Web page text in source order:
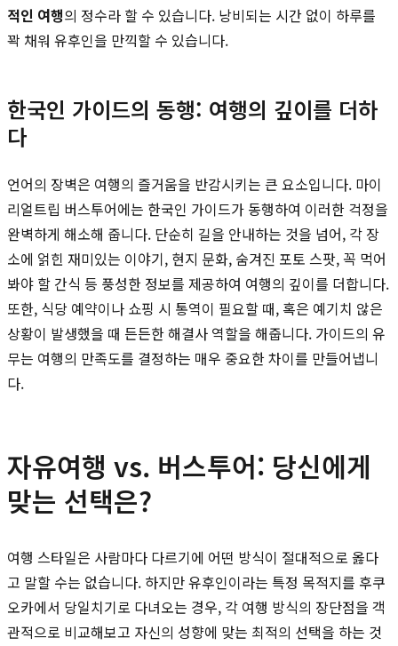
적인 여행의 정수라 할 수 있습니다. 낭비되는 시간 없이 하루를
꽉 채워 유후인을 만끽할 수 있습니다.
한국인 가이드의 동행: 여행의 깊이를 더하
다
언어의 장벽은 여행의 즐거움을 반감시키는 큰 요소입니다. 마이
리얼트립 버스투어에는 한국인 가이드가 동행하여 이러한 걱정을
완벽하게 해소해 줍니다. 단순히 길을 안내하는 것을 넘어, 각 장
소에 얽힌 재미있는 이야기, 현지 문화, 숨겨진 포토 스팟, 꼭 먹어
봐야 할 간식 등 풍성한 정보를 제공하여 여행의 깊이를 더합니다.
또한, 식당 예약이나 쇼핑 시 통역이 필요할 때, 혹은 예기치 않은
상황이 발생했을 때 든든한 해결사 역할을 해줍니다. 가이드의 유
무는 여행의 만족도를 결정하는 매우 중요한 차이를 만들어냅니
다.
자유여행 vs. 버스투어: 당신에게
맞는 선택은?
여행 스타일은 사람마다 다르기에 어떤 방식이 절대적으로 옳다
고 말할 수는 없습니다. 하지만 유후인이라는 특정 목적지를 후쿠
오카에서 당일치기로 다녀오는 경우, 각 여행 방식의 장단점을 객
관적으로 비교해보고 자신의 성향에 맞는 최적의 선택을 하는 것